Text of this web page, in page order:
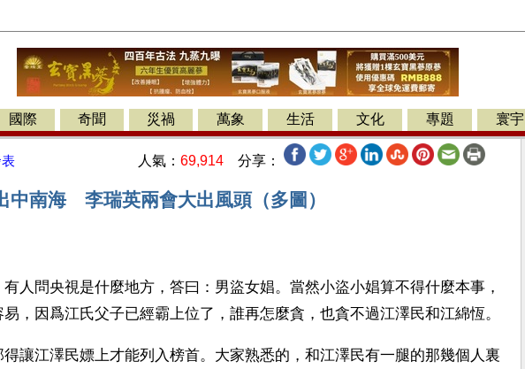
國際 奇聞 災禍 萬象 生活 文化 專題 寰宇
人氣： 69,914 分享：
中南海 李瑞英兩會大出風頭（多圖）
有人問央視是什麼地方，答曰：男盜女娼。當然小盜小娼算不得什麼本事，
，因爲江氏父子已經霸上位了，誰再怎麼貪，也貪不過江澤民和江綿恆。
讓江澤民嫖上才能列入榜首。大家熟悉的，和江澤民有一腿的那幾個人裏